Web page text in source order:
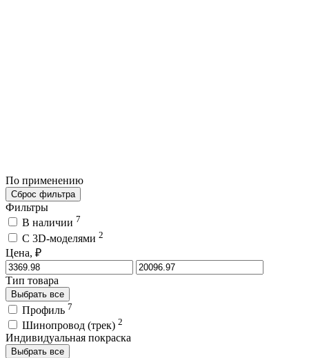
По применению
Сброс фильтра
Фильтры
В наличии 7
C 3D-моделями 2
Цена, ₽
Тип товара
Выбрать все
Профиль 7
Шинопровод (трек) 2
Индивидуальная покраска
Выбрать все